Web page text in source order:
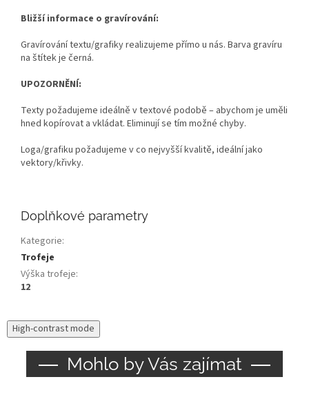
Bližší informace o gravírování:
Gravírování textu/grafiky realizujeme přímo u nás. Barva gravíru
na štítek je černá.
UPOZORNĚNÍ:
Texty požadujeme ideálně v textové podobě – abychom je uměli
hned kopírovat a vkládat. Eliminují se tím možné chyby.
Loga/grafiku požadujeme v co nejvyšší kvalitě, ideální jako
vektory/křivky.
Doplňkové parametry
Kategorie:
Trofeje
Výška trofeje:
12
High-contrast mode
Mohlo by Vás zajímat